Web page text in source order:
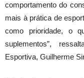
comportamento do
mais à prática de
como prioridade, o
suplementos”,
Esportiva, Guilherme